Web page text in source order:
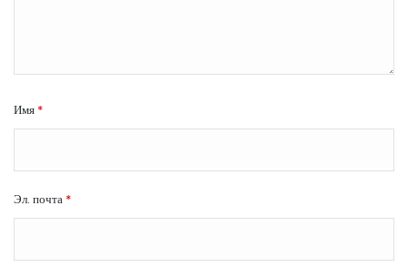
Имя *
Эл. почта *